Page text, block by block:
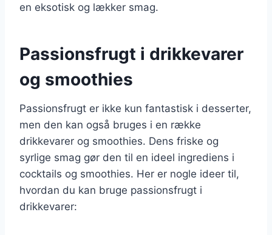
en eksotisk og lækker smag.
Passionsfrugt i drikkevarer
og smoothies
Passionsfrugt er ikke kun fantastisk i desserter,
men den kan også bruges i en række
drikkevarer og smoothies. Dens friske og
syrlige smag gør den til en ideel ingrediens i
cocktails og smoothies. Her er nogle ideer til,
hvordan du kan bruge passionsfrugt i
drikkevarer: